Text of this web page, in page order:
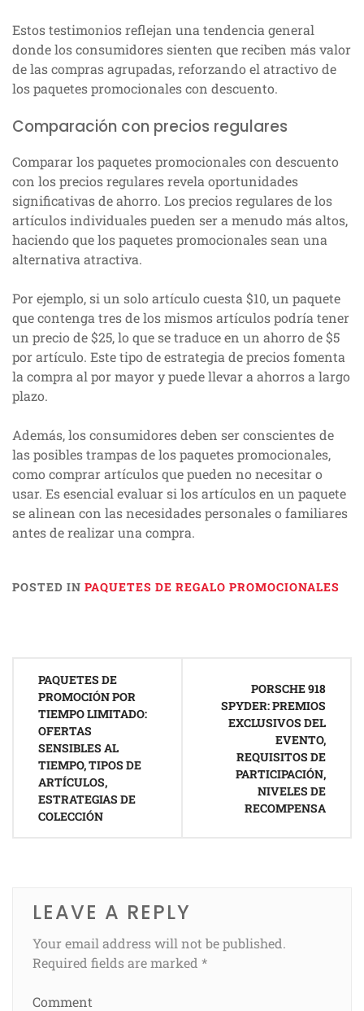
Estos testimonios reflejan una tendencia general
donde los consumidores sienten que reciben más valor
de las compras agrupadas, reforzando el atractivo de
los paquetes promocionales con descuento.
Comparación con precios regulares
Comparar los paquetes promocionales con descuento
con los precios regulares revela oportunidades
significativas de ahorro. Los precios regulares de los
artículos individuales pueden ser a menudo más altos,
haciendo que los paquetes promocionales sean una
alternativa atractiva.
Por ejemplo, si un solo artículo cuesta $10, un paquete
que contenga tres de los mismos artículos podría tener
un precio de $25, lo que se traduce en un ahorro de $5
por artículo. Este tipo de estrategia de precios fomenta
la compra al por mayor y puede llevar a ahorros a largo
plazo.
Además, los consumidores deben ser conscientes de
las posibles trampas de los paquetes promocionales,
como comprar artículos que pueden no necesitar o
usar. Es esencial evaluar si los artículos en un paquete
se alinean con las necesidades personales o familiares
antes de realizar una compra.
POSTED IN PAQUETES DE REGALO PROMOCIONALES
navigation
PAQUETES DE
PROMOCIÓN POR
TIEMPO LIMITADO:
OFERTAS
SENSIBLES AL
TIEMPO, TIPOS DE
ARTÍCULOS,
ESTRATEGIAS DE
COLECCIÓN
PORSCHE 918
SPYDER: PREMIOS
EXCLUSIVOS DEL
EVENTO,
REQUISITOS DE
PARTICIPACIÓN,
NIVELES DE
RECOMPENSA
LEAVE A REPLY
Your email address will not be published.
Required fields are marked *
Comment